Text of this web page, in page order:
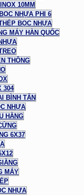
10MM
NHỰA PHI 6
BỌC NHỰA
MÁY HÀN QUỐC
THÔNG
304
BÌNH TÂN
NHỰA
HÀNG
6X37
MÁY
NHỰA